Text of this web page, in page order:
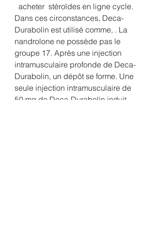
  acheter  stéroïdes en ligne cycle.
Dans ces circonstances, Deca-
Durabolin est utilisé comme, . La
nandrolone ne possède pas le
groupe 17. Après une injection
intramusculaire profonde de Deca-
Durabolin, un dépôt se forme. Une
seule injection intramusculaire de
50 mg de Deca-Durabolin induit